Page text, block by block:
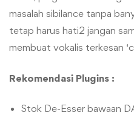
masalah sibilance tanpa
tetap harus hati2 jangan
membuat vokalis terkesan
Rekomendasi Plugins :
Stok De-Esser bawaan